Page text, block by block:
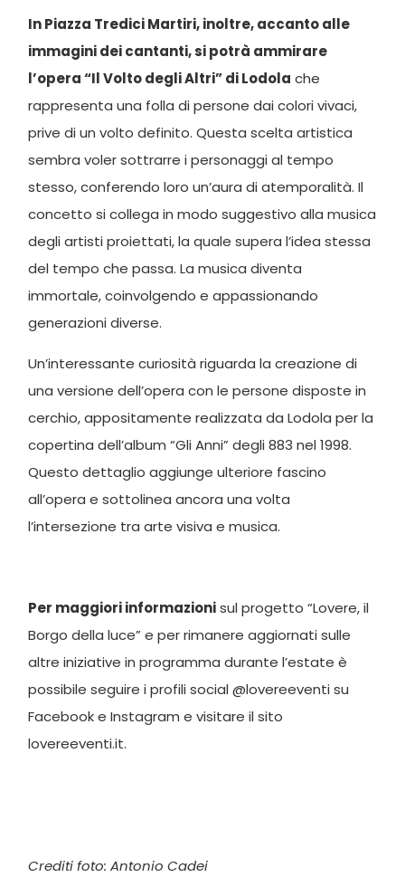
In Piazza Tredici Martiri, inoltre, accanto alle
immagini dei cantanti, si potrà ammirare
l’opera “Il Volto degli Altri” di Lodola che
rappresenta una folla di persone dai colori vivaci,
prive di un volto definito. Questa scelta artistica
sembra voler sottrarre i personaggi al tempo
stesso, conferendo loro un’aura di atemporalità. Il
concetto si collega in modo suggestivo alla musica
degli artisti proiettati, la quale supera l’idea stessa
del tempo che passa. La musica diventa
immortale, coinvolgendo e appassionando
generazioni diverse.
Un’interessante curiosità riguarda la creazione di
una versione dell’opera con le persone disposte in
cerchio, appositamente realizzata da Lodola per la
copertina dell’album “Gli Anni” degli 883 nel 1998.
Questo dettaglio aggiunge ulteriore fascino
all’opera e sottolinea ancora una volta
l’intersezione tra arte visiva e musica.
Per maggiori informazionisul progetto “Lovere, il
Borgo della luce” e per rimanere aggiornati sulle
altre iniziative in programma durante l’estate è
possibile seguire i profili social @lovereeventi su
Facebook e Instagram e visitare il sito
lovereeventi.it.
Crediti foto: Antonio Cadei